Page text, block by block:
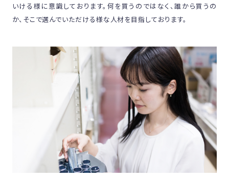
いける様に意識しております。何を買うのではなく、誰から買うの
か、そこで選んでいただける様な人材を目指しております。